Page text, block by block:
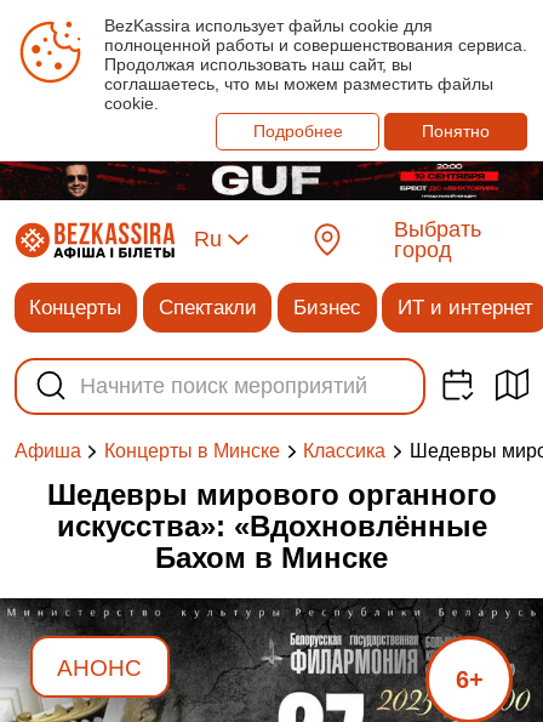
BezKassira использует файлы cookie для
полноценной работы и совершенствования сервиса.
Продолжая использовать наш сайт, вы
соглашаетесь, что мы можем разместить файлы
cookie.
Подробнее
Понятно
Ru
Выбрать
город
Концерты Спектакли Бизнес ИТ и интернет
Афиша Концерты в Минске Классика Шедевры
Шедевры мирового органного
искусства»: «Вдохновлённые
Бахом в Минске
АНОНС 6+